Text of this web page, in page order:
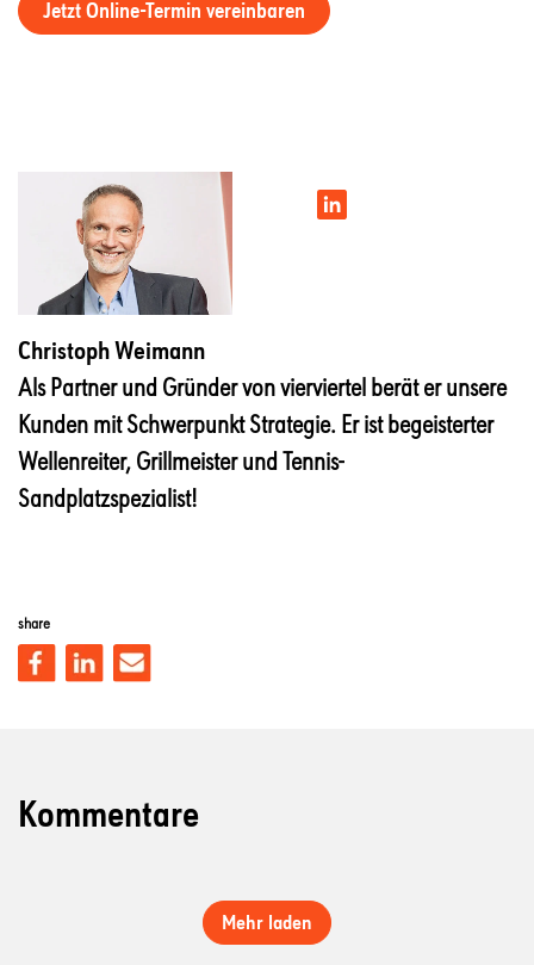
Jetzt Online-Termin vereinbaren
Christoph Weimann
Als Partner und Gründer von vierviertel berät er unsere
Kunden mit Schwerpunkt Strategie. Er ist begeisterter
Wellenreiter, Grillmeister und Tennis-
Sandplatzspezialist!
share
Kommentare
Mehr laden